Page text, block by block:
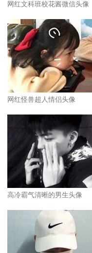
网红文科班校花酱微信头像
网红怪兽超人情侣头像
高冷霸气清晰的男生头像